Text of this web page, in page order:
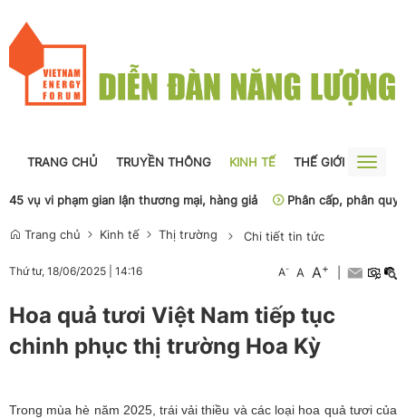
TRANG CHỦ TRUYỀN THÔNG KINH TẾ THẾ GIỚI
Toggle
vi phạm gian lận thương mại, hàng giả
Phân cấp, phân quyền
Trang chủ Kinh tế Thị trường Chi tiết tin tức
Thứ tư, 18/06/2025 14:16 A- A A+
Hoa quả tươi Việt Nam tiếp tục
chinh phục thị trường Hoa Kỳ
Trong mùa hè năm 2025, trái vải thiều và các loại hoa quả tươi của